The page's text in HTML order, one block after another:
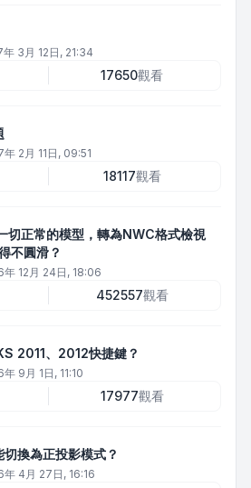
年 3月 12日, 21:34
17650觀看
年 2月 11日, 09:51
18117觀看
切正常的模型，轉為NWC格式檢視
不圓滑？
年 12月 24日, 18:06
452557觀看
2011、2012快捷鍵？
年 9月 1日, 11:10
17977觀看
換為正投影模式？
年 4月 27日, 16:16